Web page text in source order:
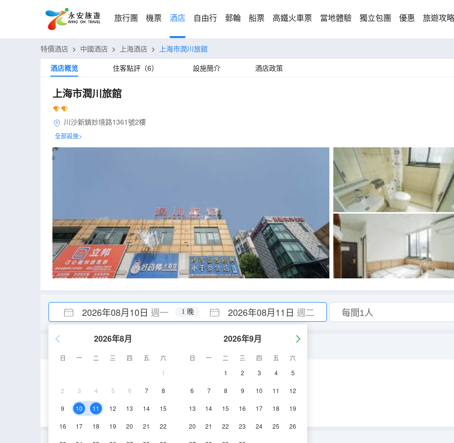
旅行團 機票 酒店 自由行 郵輪 船票 高鐵火車票 當地體驗 獨立包團 優惠 旅遊攻略
特價酒店 > 中國酒店 > 上海酒店 >
上海市潤川旅館
酒店概览
住客點評（6） 設施簡介 酒店政策
上海市潤川旅館
川沙新鎮妙境路1361號2樓
全部設施>
2026年08月10日 週一 2026年08月11日 週二
1 晚
2026年8月
日 一 二 三 四 五
六
1
2 3 4 5 6 7 8
9 10 11 12 13 14 15
16 17 18 19 20 21 22
2026年9月
日 一 二 三 四 五
六
1
2 3 4 5
6 7 8 9 10 11 12
13 14 15 16 17 18 19
20 21 22 23 24 25 26